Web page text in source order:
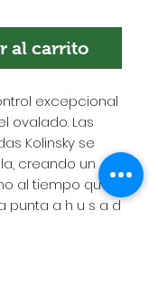
al carrito
excepcional
ovalado. Las
Kolinsky se
creando un
al tiempo que
punta a h u s a d